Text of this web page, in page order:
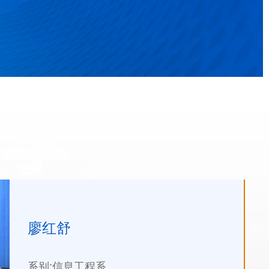
廖红舒
系别:信息工程系